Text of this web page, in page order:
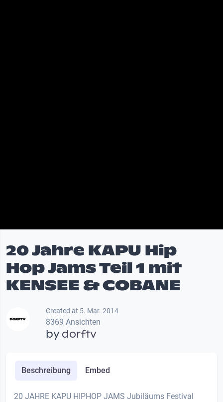
20 Jahre KAPU Hip
Hop Jams Teil 1 mit
KENSEE & COBANE
Created at 5. Mar. 2014
8369 Ansichten
bydorftv
Beschreibung Embed
20 JAHRE KAPU HIPHOP JAMS Jubiläums Festival